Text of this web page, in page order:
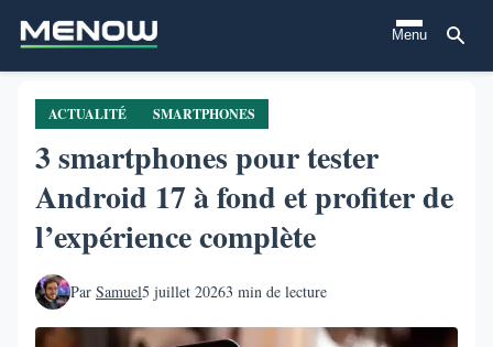
contenu
principal
Menu
ACTUALITÉ SMARTPHONES
3 smartphones pour tester
Android 17 à fond et profiter de
l’expérience complète
Par Samuel5 juillet 20263 min de lecture